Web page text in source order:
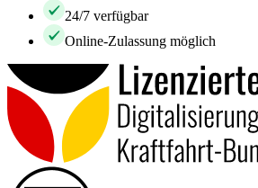
24/7 verfügbar
Online-Zulassung möglich